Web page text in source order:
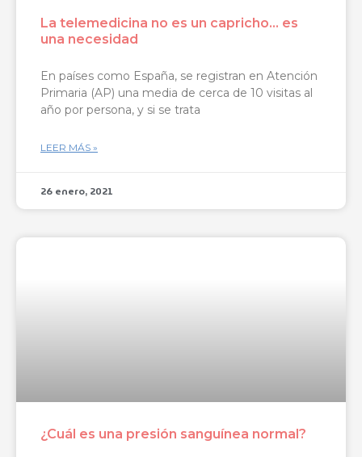
La telemedicina no es un capricho… es
una necesidad
En países como España, se registran en Atención
Primaria (AP) una media de cerca de 10 visitas al
año por persona, y si se trata
LEER MÁS »
26 enero, 2021
¿Cuál es una presión sanguínea normal?